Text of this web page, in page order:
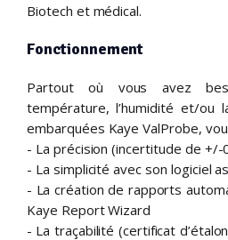
Biotech et médical.
Fonctionnement
Partout où vous avez
température, l’humidité et/ou
embarquées Kaye ValProbe,
- La précision (incertitude de +/-
- La simplicité avec son logiciel
- La création de rapports
Kaye Report Wizard
- La traçabilité (certificat